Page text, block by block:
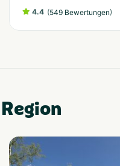
4.4 (549 Bewertungen)